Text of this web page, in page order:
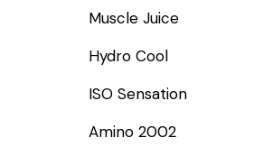
Muscle Juice
Hydro Cool
ISO Sensation
Amino 2002